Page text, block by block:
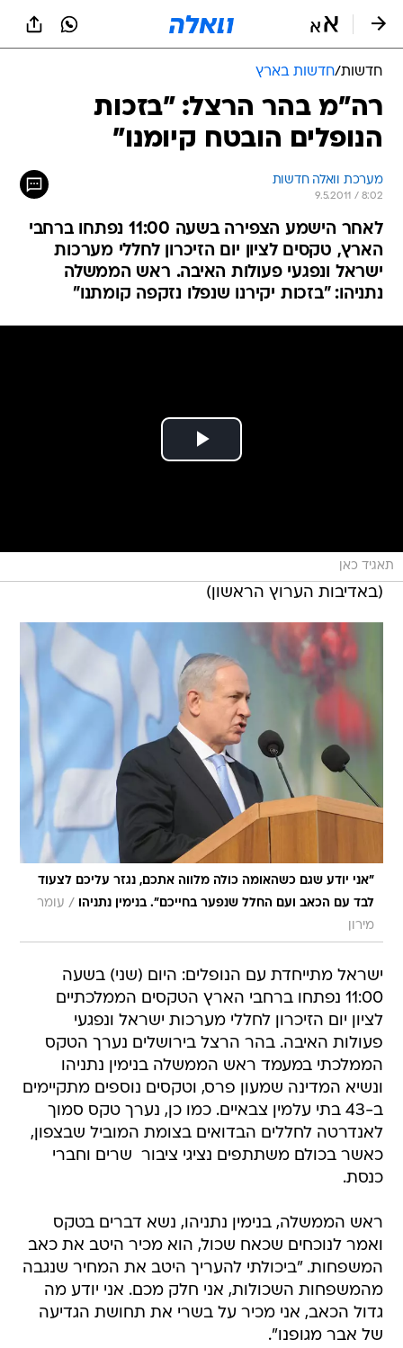
חדשות/חדשות בארץ
רה"מ בהר הרצל: "בזכות
הנופלים הובטח קיומנו"
מערכת וואלה חדשות
9.5.2011 / 8:02
לאחר הישמע הצפירה בשעה 11:00 נפתחו ברחבי
הארץ, טקסים לציון יום הזיכרון לחללי מערכות
ישראל ונפגעי פעולות האיבה. ראש הממשלה
נתניהו: "בזכות יקירנו שנפלו נזקפה קומתנו"
תאגיד כאן
(באדיבות הערוץ הראשון)
"אני יודע שגם כשהאומה כולה מלווה אתכם, נגזר עליכם לצעוד
לבד עם הכאב ועם החלל שנפער בחייכם". בנימין נתניהו
/ עומר
מירון
ישראל מתייחדת עם הנופלים: היום (שני) בשעה
11:00 נפתחו ברחבי הארץ הטקסים הממלכתיים
לציון יום הזיכרון לחללי מערכות ישראל ונפגעי
פעולות האיבה. בהר הרצל בירושלים נערך הטקס
הממלכתי במעמד ראש הממשלה בנימין נתניהו
ונשיא המדינה שמעון פרס, וטקסים נוספים מתקיימים
ב-43 בתי עלמין צבאיים. כמו כן, נערך טקס סמוך
לאנדרטה לחללים הבדואים בצומת המוביל שבצפון,
כאשר בכולם משתתפים נציגי ציבור  שרים וחברי
כנסת.
ראש הממשלה, בנימין נתניהו, נשא דברים בטקס
ואמר לנוכחים שכאח שכול, הוא מכיר היטב את כאב
המשפחות. "ביכולתי להעריך היטב את המחיר שנגבה
מהמשפחות השכולות, אני חלק מכם. אני יודע מה
גדול הכאב, אני מכיר על בשרי את תחושת הגדיעה
של אבר מגופנו".